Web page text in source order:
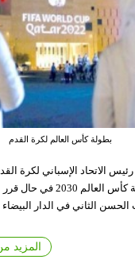
بطولة كأس العالم لكرة القدم
الاتحاد الإسباني لكرة
الانسحاب من استضافة كأس
الحسن الثاني في الدار
المزيد